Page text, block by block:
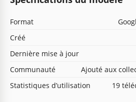
Format
Créé
Dernière mise à jour
Communauté
Ajouté aux
Statistiques d’utilisation
19